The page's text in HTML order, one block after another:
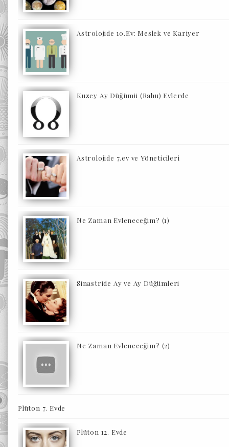
Astrolojide 10.Ev: Meslek ve Kariyer
Kuzey Ay Düğümü (Rahu) Evlerde
Astrolojide 7.ev ve Yöneticileri
Ne Zaman Evleneceğim? (1)
Sinastride Ay ve Ay Düğümleri
Ne Zaman Evleneceğim? (2)
Plüton 7. Evde
Plüton 12. Evde